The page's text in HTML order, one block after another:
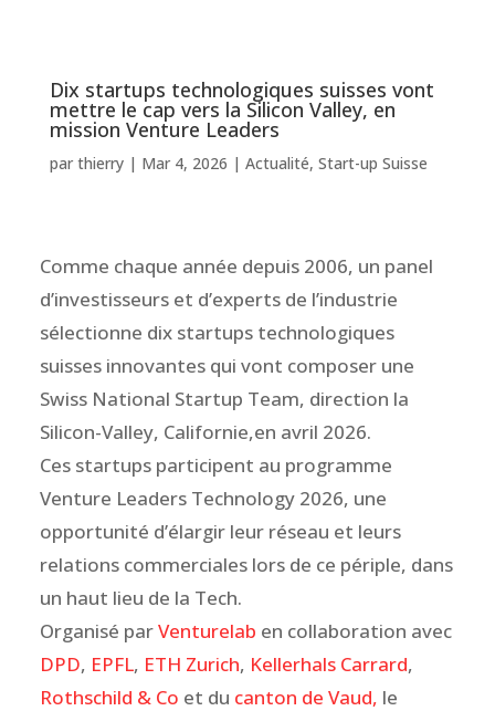
Dix startups technologiques suisses vont
mettre le cap vers la Silicon Valley, en
mission Venture Leaders
par thierry| Mar 4, 2026 | Actualité, Start-up Suisse
Comme chaque année depuis 2006, un panel
d’investisseurs et d’experts de l’industrie
sélectionne dix startups technologiques
suisses innovantes qui vont composer une
Swiss National Startup Team, direction la
Silicon-Valley, Californie,en avril 2026.
Ces startups participent au programme
Venture Leaders Technology 2026, une
opportunité d’élargir leur réseau et leurs
relations commerciales lors de ce périple, dans
un haut lieu de la Tech.
Organisé parVenturelab en collaboration avec
DPD, EPFL, ETH Zurich, Kellerhals Carrard,
Rothschild & Co et du canton de Vaud, le